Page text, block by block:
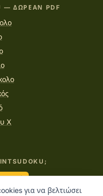
για να βελτιώσει
— ΔΩΡΕΆΝ PDF
X
καφέ